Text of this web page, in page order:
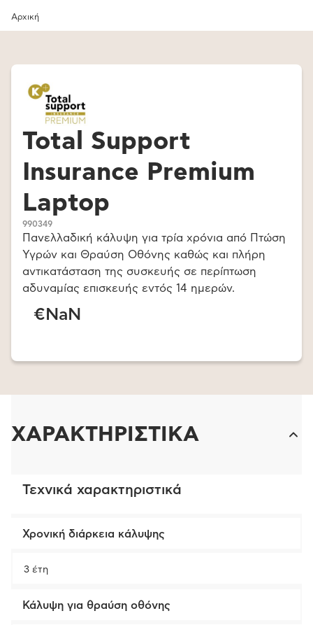
Αρχική
Total Support
Insurance Premium
Laptop
990349
Πανελλαδική κάλυψη για τρία χρόνια από Πτώση
Υγρών και Θραύση Οθόνης καθώς και πλήρη
αντικατάσταση της συσκευής σε περίπτωση
αδυναμίας επισκευής εντός 14 ημερών.
€NaN
ΧΑΡΑΚΤΗΡΙΣΤΙΚΑ
Τεχνικά χαρακτηριστικά
Χρονική διάρκεια κάλυψης
3 έτη
Κάλυψη για θραύση οθόνης